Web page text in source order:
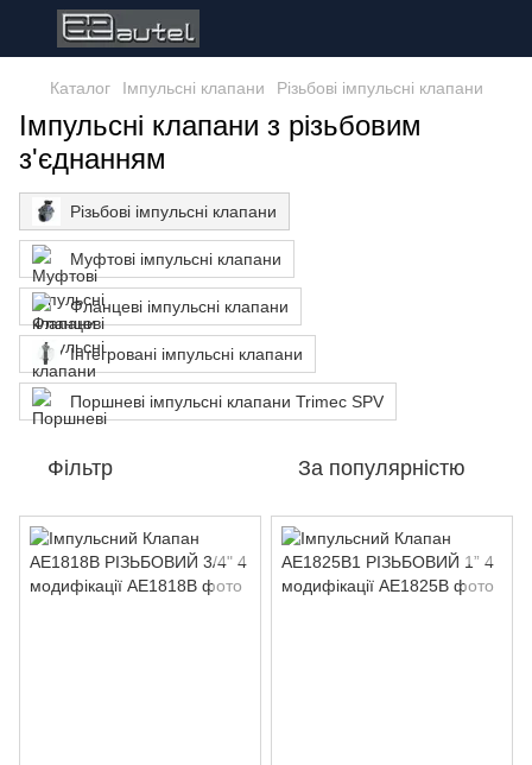
Каталог Імпульсні клапани Різьбові імпульсні клапани
Імпульсні клапани з різьбовим
з'єднанням
Різьбові імпульсні клапани
Муфтові імпульсні клапани
Фланцеві імпульсні клапани
Інтегровані імпульсні клапани
Поршневі імпульсні клапани Trimec SPV
Фільтр За популярністю